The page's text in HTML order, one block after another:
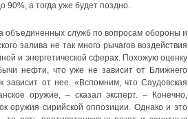
90%, а тогда уже будет поздно.
объединенных служб по вопросам обороны и
залива не так много рычагов воздействия
и энергетической сферах. Похожую оценку
нефти, что уже не зависит от Ближнего
от нее. «Вспомним, что Саудовская
оружие, – сказал эксперт. – Конечно,
оружия сирийской оппозиции. Однако и это